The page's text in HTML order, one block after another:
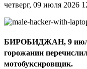
150
тысяч
рублей
четверг, 09 июля 2026
БИРОБИДЖАН, 9
горожанин
мотобуксировщик.